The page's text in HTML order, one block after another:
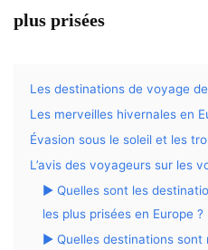
plus prisées
Les destinations de voyage
Les merveilles hivernales en
Évasion sous le soleil et les
L’avis des voyageurs sur les
▶ Quelles sont les
les plus prisées en Europe ?
▶ Quelles destinations sont